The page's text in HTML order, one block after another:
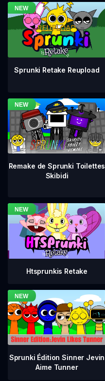
Sprunki Retake Reupload
Remake de Sprunki Toilettes
Skibidi
Htsprunkis Retake
Sprunki Édition Sinner Jevin
Aime Tunner